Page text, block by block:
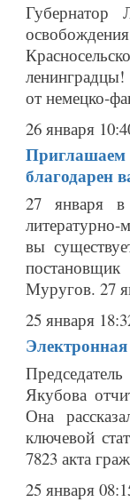
от немецко-
26 января
Приглашаем
благодарен
27 января в
вы
Муругов. 27
25 января
Электронная
Якубова
Она
ключевой
7823 акта
25 января